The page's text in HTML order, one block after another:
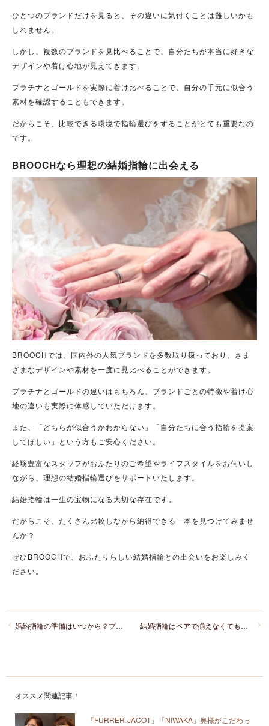
ひとつのブランドだけを見ると、その違いに気付くことは難しいかも
しれません。
しかし、複数のブランドを見比べることで、自分たちが本当に好きな
デザインや着け心地が見えてきます。
プラチナとゴールドを実際に着け比べることで、自分の手元に似合う
素材を確認することもできます。
だからこそ、比較できる環境で指輪選びをすることがとても重要なの
です。
BROOCHなら理想の結婚指輪に出会える
BROOCHでは、国内外の人気ブランドを多数取り扱っており、さま
ざまなデザインや素材を一度に見比べることができます。
プラチナとゴールドの違いはもちろん、ブランドごとの特徴や着け心
地の違いも実際に体感していただけます。
また、「どちらが似合うかわからない」「自分たちに合う指輪を提案
してほしい」という方もご安心ください。
経験豊富なスタッフがおふたりのご希望やライフスタイルをお伺いし
ながら、理想の結婚指輪選びをサポートいたします。
結婚指輪は一生の宝物になる大切な存在です。
だからこそ、たくさん比較しながら納得できる一本を見つけてみませ
んか？
ぜひBROOCHで、おふたりらしい結婚指輪との出会いをお楽しみく
ださい。
結婚指輪はペアで揃えなくてもいい？おふたりらしい結婚指輪選びをご紹介
婚約指輪の準備はいつから？プロポーズを考え始めた男性様必見ガイド
オススメ関連記事！
「FURRER‐JACOT」「NIWAKA」奥様がこだわっ